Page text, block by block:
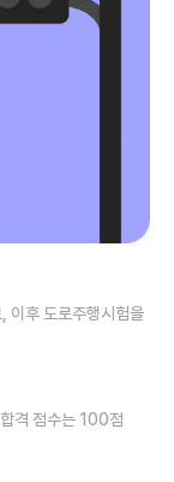
이후 도로주행시험을
격 점수는 100점